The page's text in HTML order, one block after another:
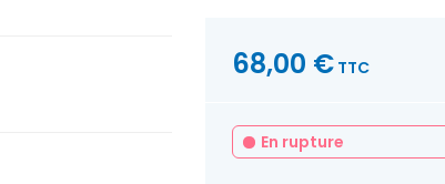
68,00 € TTC
En rupture